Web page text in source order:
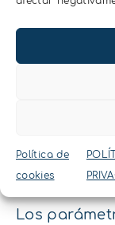
Política de
cookies
La estación
proporciona
rápida y
ATMOS 41
superior de
directa.
Los